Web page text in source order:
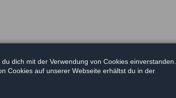
dich mit der Verwendung von Cookies einverstanden.
Cookies auf unserer Webseite erhältst du in der